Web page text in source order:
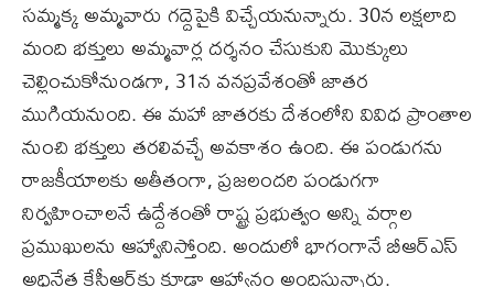
సమ్మక్క అమ్మవారు గద్దెపైకి విచ్చేయనున్నారు. 30న లక్షలాది
మంది భక్తులు అమ్మవార్ల దర్శనం చేసుకుని మొక్కులు
చెల్లించుకోనుండగా, 31న వనప్రవేశంతో జాతర
ముగియనుంది. ఈ మహా జాతరకు దేశంలోని వివిధ ప్రాంతాల
నుంచి భక్తులు తరలివచ్చే అవకాశం ఉంది. ఈ పండుగను
రాజకీయాలకు అతీతంగా, ప్రజలందరి పండుగగా
నిర్వహించాలనే ఉద్దేశంతో రాష్ట్ర ప్రభుత్వం అన్ని వర్గాల
ప్రముఖులను ఆహ్వానిస్తోంది. అందులో భాగంగానే బీఆర్ఎస్